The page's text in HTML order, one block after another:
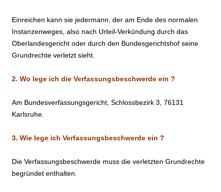
Einreichen kann sie jedermann, der am Ende des normalen
Instanzenweges, also nach Urteil-Verkündung durch das
Oberlandesgericht oder durch den Bundesgerichtshof seine
Grundrechte verletzt sieht.
2. Wo lege ich die Verfassungsbeschwerde ein ?
Am Bundesverfassungsgericht, Schlossbezirk 3, 76131
Karlsruhe.
3. Wie lege ich Verfassungsbeschwerde ein ?
Die Verfassungsbeschwerde muss die verletzten Grundrechte
begründet enthalten.